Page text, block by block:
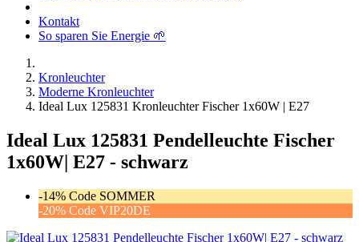
Kontakt
So sparen Sie Energie 🌱
Kronleuchter
Moderne Kronleuchter
Ideal Lux 125831 Kronleuchter Fischer 1x60W | E27
Ideal Lux 125831 Pendelleuchte Fischer
1x60W| E27 - schwarz
-14% Code SOMMER
-20% Code VIP20DE